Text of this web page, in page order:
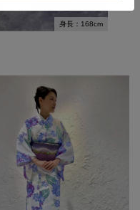
身長：168cm